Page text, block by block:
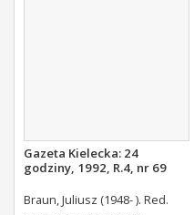
Gazeta Kielecka: 24
godziny, 1992, R.4, nr 69
Braun, Juliusz (1948- ). Red.